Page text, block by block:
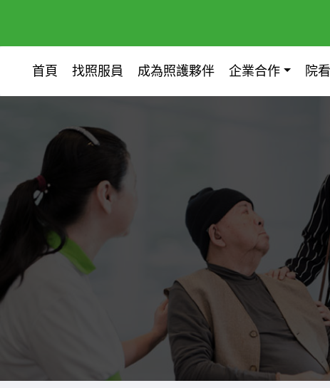
首頁 找照服員 成為照護夥伴 企業合作 院